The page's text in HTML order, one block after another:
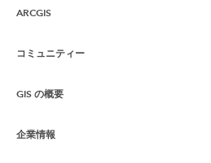
ARCGIS
ArcGIS の概要
マッピング
コミュニティー
Esri Community
ArcGIS ブログ
GIS の概要
GIS とは
企業情報